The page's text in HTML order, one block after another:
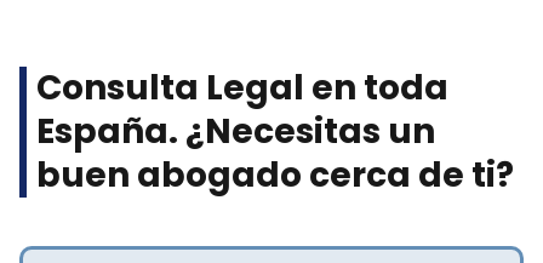
Consulta Legal en toda
España. ¿Necesitas un
buen abogado cerca de ti?​